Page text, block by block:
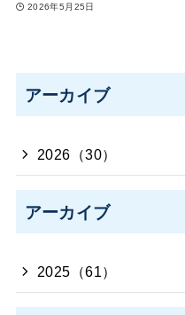
2026年5月25日
アーカイブ
2026（30）
アーカイブ
2025（61）